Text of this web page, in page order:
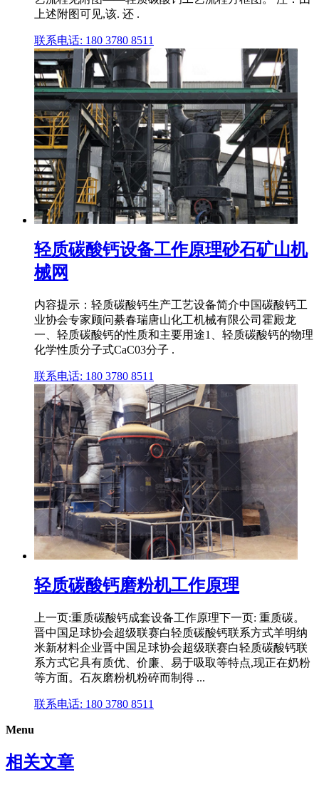
上述附图可见,该. 还 .
联系电话: 180 3780 8511
轻质碳酸钙设备工作原理砂石矿山机
械网
内容提示：轻质碳酸钙生产工艺设备简介中国碳酸钙工
业协会专家顾问綦春瑞唐山化工机械有限公司霍殿龙
一、轻质碳酸钙的性质和主要用途1、轻质碳酸钙的物理
化学性质分子式CaC03分子 .
联系电话: 180 3780 8511
轻质碳酸钙磨粉机工作原理
上一页:重质碳酸钙成套设备工作原理下一页: 重质碳。
晋中国足球协会超级联赛白轻质碳酸钙联系方式羊明纳
米新材料企业晋中国足球协会超级联赛白轻质碳酸钙联
系方式它具有质优、价廉、易于吸取等特点,现正在奶粉
等方面。石灰磨粉机粉碎而制得 ...
联系电话: 180 3780 8511
Menu
相关文章